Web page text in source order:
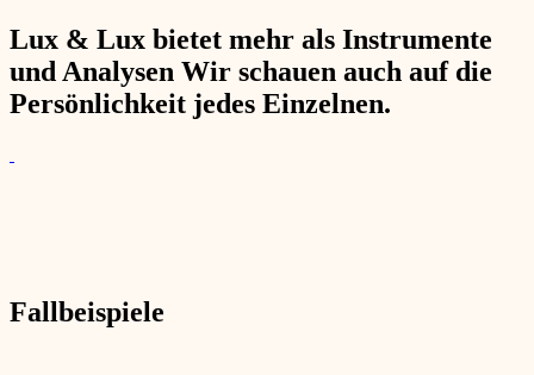
Lux & Lux bietet mehr als Instrumente
und Analysen Wir schauen auch auf die
Persönlichkeit jedes Einzelnen.
Fallbeispiele